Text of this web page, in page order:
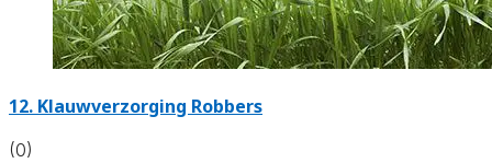
12. Klauwverzorging Robbers
(0)